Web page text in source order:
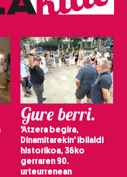
Gure berri.
'Atzera begira,
Dinamitarekin' ibilaldi
historikoa, 36ko
gerraren 90.
urteurrenean